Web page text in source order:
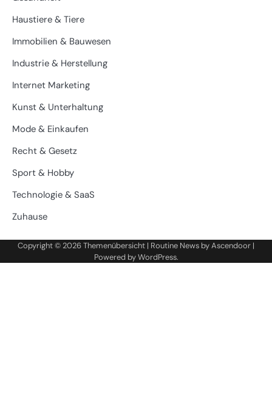
Haustiere & Tiere
Immobilien & Bauwesen
Industrie & Herstellung
Internet Marketing
Kunst & Unterhaltung
Mode & Einkaufen
Recht & Gesetz
Sport & Hobby
Technologie & SaaS
Zuhause
Copyright © 2026Themenübersicht | Routine News byAscendoor |
Powered byWordPress.